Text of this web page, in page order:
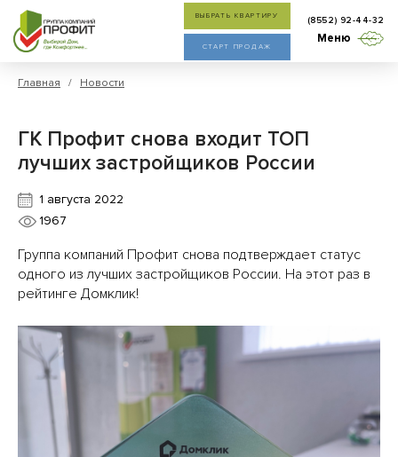
ВЫБРАТЬ КВАРТИРУ
СТАРТ ПРОДАЖ
(8552) 92-44-32
Меню
Главная / Новости
ГК Профит снова входит ТОП
лучших застройщиков России
1 августа 2022
1967
Группа компаний Профит снова подтверждает статус
одного из лучших застройщиков России. На этот раз в
рейтинге Домклик!